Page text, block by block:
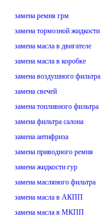
замена ремня грм
замена тормозной жидкости
замена масла в двигателе
замена масла в коробке
замена воздушного фильтра
замена свечей
замена топливного фильтра
замена фильтра салона
замена антифриза
замена приводного ремня
замена жидкости гур
замена масляного фильтра
замена масла в АКПП
замена масла в МКПП